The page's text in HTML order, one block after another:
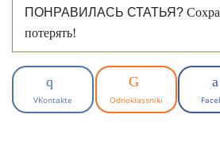
ПОНРАВИЛАСЬ СТАТЬЯ?
потерять!
VKontakte Odnoklassniki